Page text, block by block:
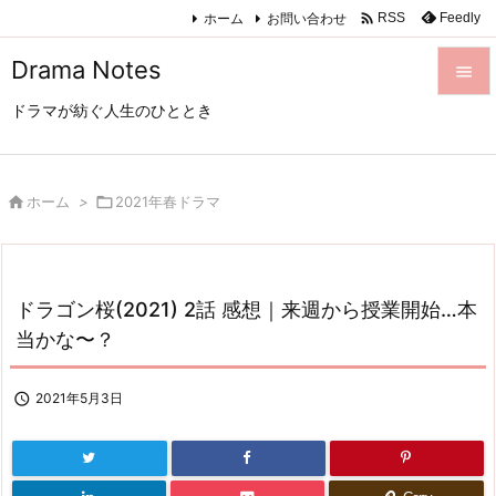
Drama Notes
ドラマが紡ぐ人生のひととき

次へ
検索
ホーム お問い合わせ  RSS Feedly
 ホーム > 2021年春ドラマ
ドラゴン桜(2021) 2話 感想｜来週から授業開始…本
当かな〜？
 2021年5月3日